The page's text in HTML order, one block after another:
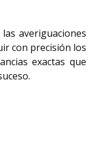
averiguaciones
con precisión los
exactas que